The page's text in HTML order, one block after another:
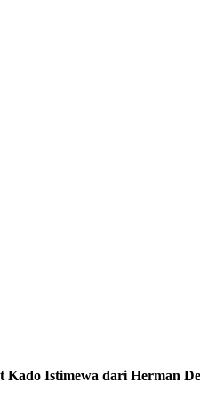
Kado Istimewa dari Herman